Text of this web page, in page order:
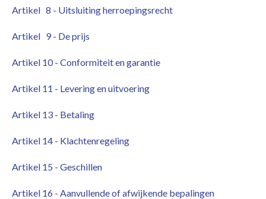
Artikel 8 - Uitsluiting herroepingsrecht
Artikel 9 - De prijs
Artikel 10 - Conformiteit en garantie
Artikel 11 - Levering en uitvoering
Artikel 13 - Betaling
Artikel 14 - Klachtenregeling
Artikel 15 - Geschillen
Artikel 16 - Aanvullende of afwijkende bepalingen